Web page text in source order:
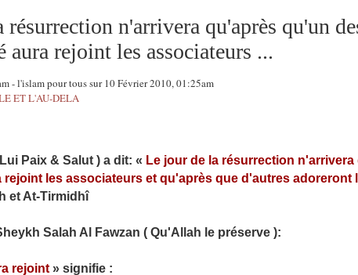
n'arrivera qu'après qu'un
aura rejoint les associateurs ...
- l'islam pour tous sur 10 Février 2010, 01:25am
ET L'AU-DELA
Paix & Salut ) a dit: « Le jour de la résurrection
rejoint les associateurs et qu'après que d'autres adoreront
et At-Tirmidhî
Salah Al Fawzan ( Qu'Allah le préserve ):
rejoint » signifie :